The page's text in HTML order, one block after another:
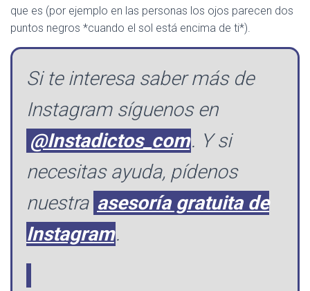
que es (por ejemplo en las personas los ojos parecen dos
puntos negros *cuando el sol está encima de ti*).
Si te interesa saber más de
Instagram síguenos en
@Instadictos_com. Y si
necesitas ayuda, pídenos
nuestra asesoría gratuita de
Instagram.